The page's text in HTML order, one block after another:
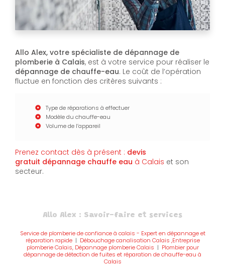
Allo Alex, votre spécialiste de dépannage de
plomberie à Calais, est à votre service pour réaliser le
dépannage de chauffe-eau. Le coût de l’opération
fluctue en fonction des critères suivants :
Type de réparations à effectuer
Modèle du chauffe-eau
Volume de l’appareil
Prenez contact dès à présent : devis
gratuit dépannage chauffe eau à Calais et son
secteur.
Allo Alex : Savoir-faire et services
Service de plomberie de confiance à calais - Expert en dépannage et
réparation rapide| Débouchage canalisation Calais ,Entreprise
plomberie Calais, Dépannage plomberie Calais | Plombier pour
dépannage de détection de fuites et réparation de chauffe-eau à
Calais